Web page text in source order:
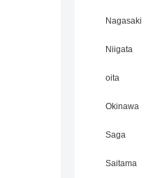
Nagasaki
Niigata
oita
Okinawa
Saga
Saitama